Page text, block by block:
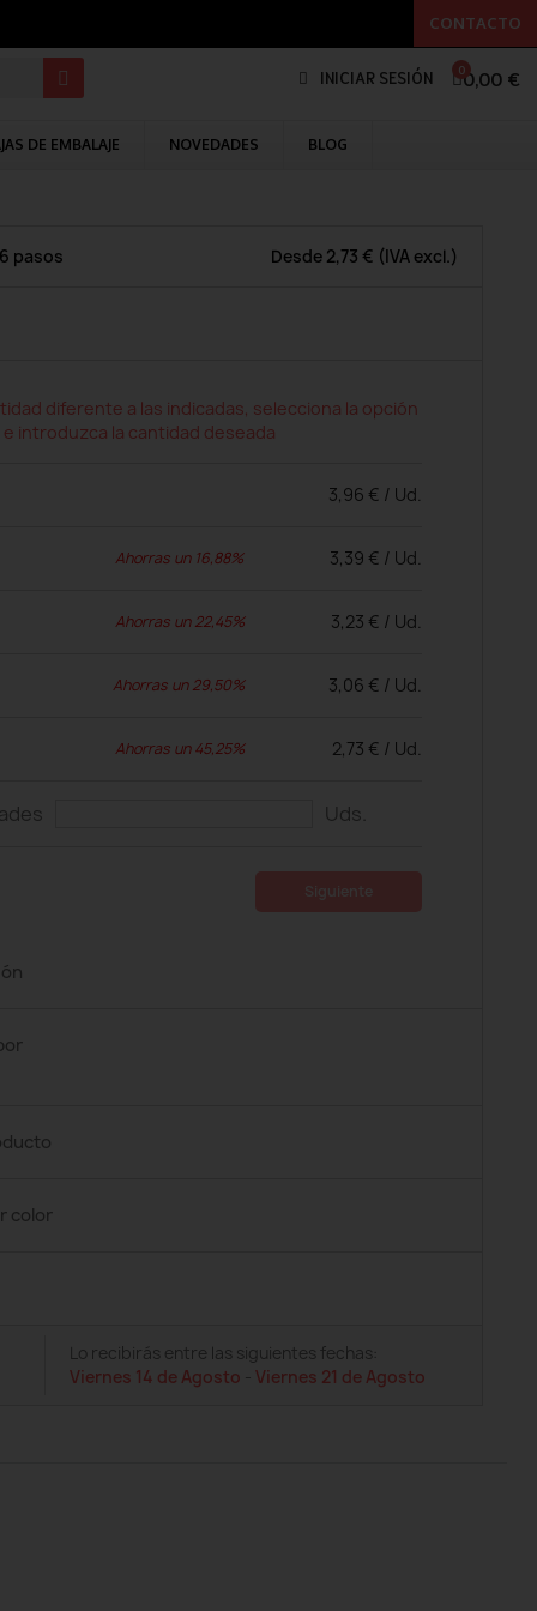
CONTACTO
INICIAR SESIÓN 0,00 €
DE EMBALAJE NOVEDADES BLOG
pasos Desde 2,73 € (IVA excl.)
diferente a las indicadas, selecciona la opción
introduzca la cantidad deseada
3,96 € / Ud.
Ahorras un 16,88% 3,39 € / Ud.
Ahorras un 22,45% 3,23 € / Ud.
Ahorras un 29,50% 3,06 € / Ud.
Ahorras un 45,25% 2,73 € / Ud.
Uds.
color
Lo recibirás entre las siguientes fechas:
Viernes 14 de Agosto - Viernes 21 de Agosto